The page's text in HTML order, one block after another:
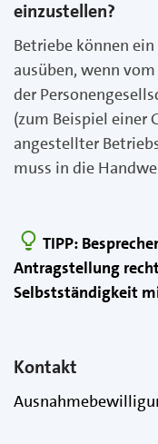
einzustellen?
Betriebe können
ausüben, wenn
der
(zum Beispiel einer
angestellter
muss in die
TIPP:
Antragstellung
Selbstständigkeit
Kontakt